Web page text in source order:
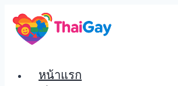
Skip
content
หน้าแรก